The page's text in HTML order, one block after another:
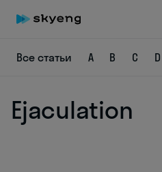
Все статьи A B C D
Ejaculation